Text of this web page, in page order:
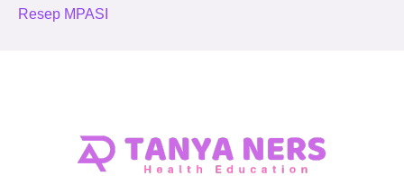
Resep MPASI